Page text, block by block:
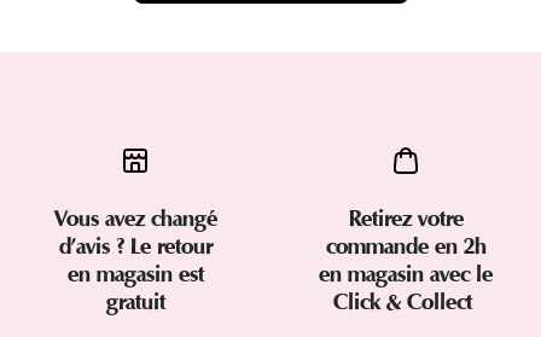
Vous avez changé
d’avis ? Le retour
en magasin est
gratuit
Retirez votre
commande en 2h
en magasin avec le
Click & Collect